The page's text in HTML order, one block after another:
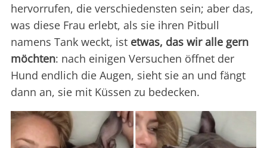
hervorrufen, die verschiedensten sein; aber das,
was diese Frau erlebt, als sie ihren Pitbull
namens Tank weckt, ist etwas, das wir alle gern
möchten: nach einigen Versuchen öffnet der
Hund endlich die Augen, sieht sie an und fängt
dann an, sie mit Küssen zu bedecken.